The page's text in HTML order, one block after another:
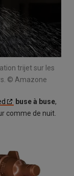
trijet sur les
© Amazone
buse à buse,
comme de nuit.